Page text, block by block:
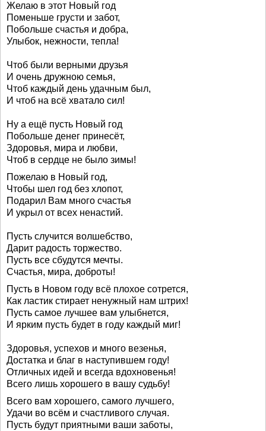
Желаю в этот Новый год
Поменьше грусти и забот,
Побольше счастья и добра,
Улыбок, нежности, тепла!
Чтоб были верными друзья
И очень дружною семья,
Чтоб каждый день удачным был,
И чтоб на всё хватало сил!
Ну а ещё пусть Новый год
Побольше денег принесёт,
Здоровья, мира и любви,
Чтоб в сердце не было зимы!
Пожелаю в Новый год,
Чтобы шел год без хлопот,
Подарил Вам много счастья
И укрыл от всех ненастий.
Пусть случится волшебство,
Дарит радость торжество.
Пусть все сбудутся мечты.
Счастья, мира, доброты!
Пусть в Новом году всё плохое сотрется,
Как ластик стирает ненужный нам штрих!
Пусть самое лучшее вам улыбнется,
И ярким пусть будет в году каждый миг!
Здоровья, успехов и много везенья,
Достатка и благ в наступившем году!
Отличных идей и всегда вдохновенья!
Всего лишь хорошего в вашу судьбу!
Всего вам хорошего, самого лучшего,
Удачи во всём и счастливого случая.
Пусть будут приятными ваши заботы,